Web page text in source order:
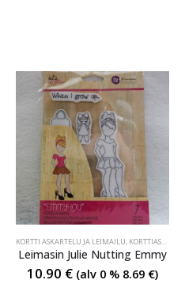
KORTTI ASKARTELU JA LEIMAILU, KORTTIASKARTELU JA LEIMAILU
Leimasin Julie Nutting Emmy
10.90 € (alv 0 % 8.69 €)